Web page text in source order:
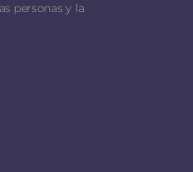
personas y la